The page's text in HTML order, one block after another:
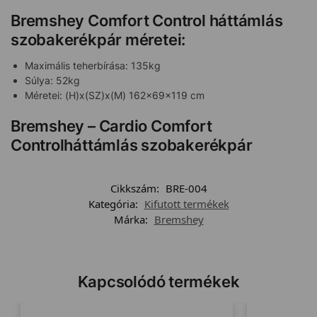
Bremshey Comfort Control háttámlás
szobakerékpár méretei:
Maximális teherbírása: 135kg
Súlya: 52kg
Méretei: (H)x(SZ)x(M) 162x69x119 cm
Bremshey – Cardio Comfort
Controlháttámlás szobakerékpár
Cikkszám: BRE-004
Kategória: Kifutott termékek
Márka: Bremshey
Kapcsolódó termékek